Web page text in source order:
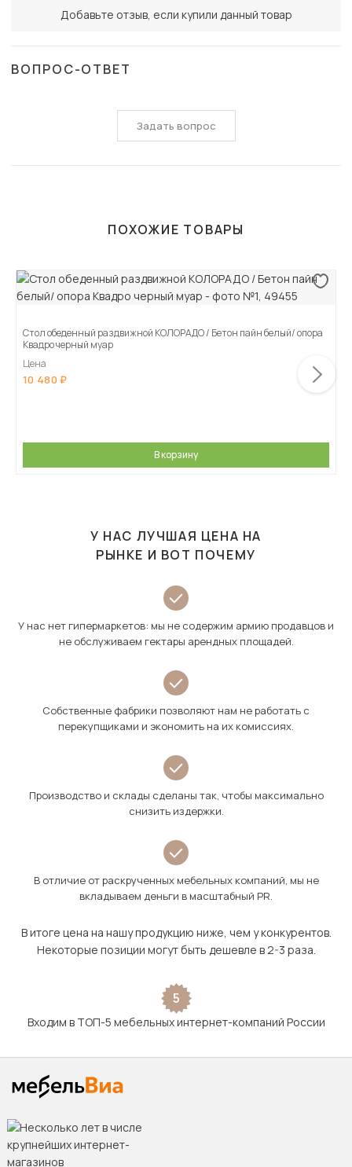
Добавьте отзыв, если купили данный товар
ВОПРОС-ОТВЕТ
Задать вопрос
ПОХОЖИЕ ТОВАРЫ
Стол обеденный раздвижной КОЛОРАДО / Бетон пайн белый/ опора
Квадро черный муар
Цена
10 480
В корзину
У НАС ЛУЧШАЯ ЦЕНА НА
РЫНКЕ И ВОТ ПОЧЕМУ
У нас нет гипермаркетов: мы не содержим армию продавцов и
не обслуживаем гектары арендных площадей.
Собственные фабрики позволяют нам не работать с
перекупщиками и экономить на их комиссиях.
Производство и склады сделаны так, чтобы максимально
снизить издержки.
В отличие от раскрученных мебельных компаний, мы не
вкладываем деньги в масштабный PR.
В итоге цена на нашу продукцию ниже, чем у конкурентов.
Некоторые позиции могут быть дешевле в 2-3 раза.
5
Входим в ТОП-5 мебельных интернет-компаний России